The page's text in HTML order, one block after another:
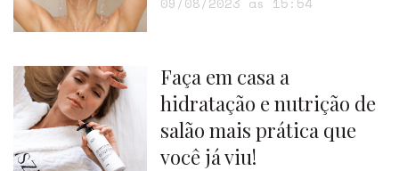
Faça em casa a
hidratação e nutrição de
salão mais prática que
você já viu!